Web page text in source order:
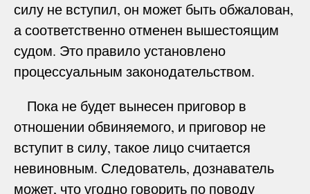
силу не вступил, он может быть обжалован,
а соответственно отменен вышестоящим
судом. Это правило установлено
процессуальным законодательством.
Пока не будет вынесен приговор в
отношении обвиняемого, и приговор не
вступит в силу, такое лицо считается
невиновным. Следователь, дознаватель
может, что угодно говорить по поводу